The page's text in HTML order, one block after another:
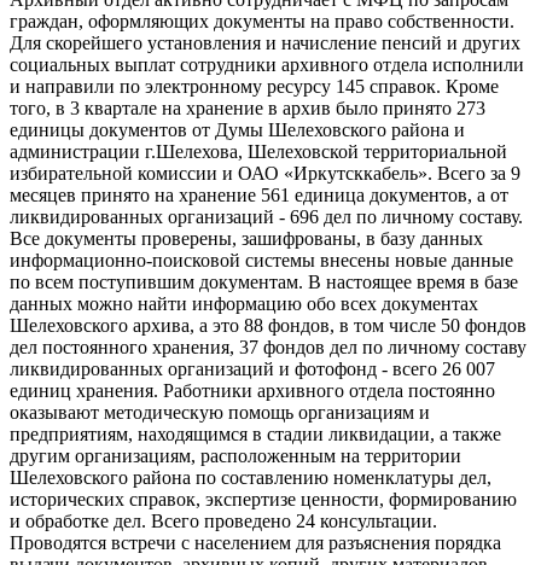
граждан, оформляющих документы на право собственности.
Для скорейшего установления и начисление пенсий и других
социальных выплат сотрудники архивного отдела исполнили
и направили по электронному ресурсу 145 справок. Кроме
того, в 3 квартале на хранение в архив было принято 273
единицы документов от Думы Шелеховского района и
администрации г.Шелехова, Шелеховской территориальной
избирательной комиссии и ОАО «Иркутсккабель». Всего за 9
месяцев принято на хранение 561 единица документов, а от
ликвидированных организаций - 696 дел по личному составу.
Все документы проверены, зашифрованы, в базу данных
информационно-поисковой системы внесены новые данные
по всем поступившим документам. В настоящее время в базе
данных можно найти информацию обо всех документах
Шелеховского архива, а это 88 фондов, в том числе 50 фондов
дел постоянного хранения, 37 фондов дел по личному составу
ликвидированных организаций и фотофонд - всего 26 007
единиц хранения. Работники архивного отдела постоянно
оказывают методическую помощь организациям и
предприятиям, находящимся в стадии ликвидации, а также
другим организациям, расположенным на территории
Шелеховского района по составлению номенклатуры дел,
исторических справок, экспертизе ценности, формированию
и обработке дел. Всего проведено 24 консультации.
Проводятся встречи с населением для разъяснения порядка